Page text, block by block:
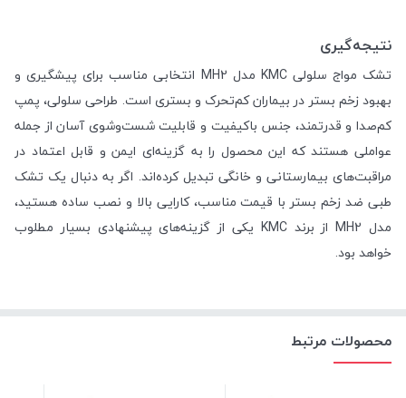
نتیجه‌گیری
تشک مواج سلولی KMC مدل MH2 انتخابی مناسب برای پیشگیری و
بهبود زخم بستر در بیماران کم‌تحرک و بستری است. طراحی سلولی، پمپ
کم‌صدا و قدرتمند، جنس باکیفیت و قابلیت شست‌وشوی آسان از جمله
عواملی هستند که این محصول را به گزینه‌ای ایمن و قابل اعتماد در
مراقبت‌های بیمارستانی و خانگی تبدیل کرده‌اند. اگر به دنبال یک تشک
طبی ضد زخم بستر با قیمت مناسب، کارایی بالا و نصب ساده هستید،
مدل MH2 از برند KMC یکی از گزینه‌های پیشنهادی بسیار مطلوب
خواهد بود.
محصولات مرتبط